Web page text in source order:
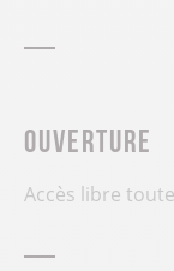
Ouverture
Accès libre